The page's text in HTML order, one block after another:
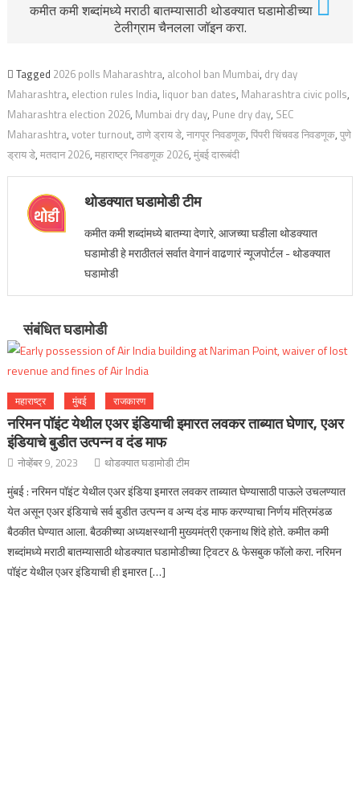
कमीत कमी शब्दांमध्ये मराठी बातम्यासाठी थोडक्यात घडामोडीच्या
टेलीग्राम चैनलला जॉइन करा.
Tagged 2026 polls Maharashtra, alcohol ban Mumbai, dry day
Maharashtra, election rules India, liquor ban dates, Maharashtra civic polls,
Maharashtra election 2026, Mumbai dry day, Pune dry day, SEC
Maharashtra, voter turnout, ठाणे ड्राय डे, नागपूर निवडणूक, पिंपरी चिंचवड निवडणूक, पुणे
ड्राय डे, मतदान 2026, महाराष्ट्र निवडणूक 2026, मुंबई दारूबंदी
थोडक्यात घडामोडी टीम
कमीत कमी शब्दांमध्ये बातम्या देणारे, आजच्या घडीला थोडक्यात
घडामोडी हे मराठीतलं सर्वात वेगानं वाढणारं न्यूजपोर्टल - थोडक्यात
घडामोडी
संबंधित घडामोडी
महाराष्ट्र मुंबई राजकारण
नरिमन पॉइंट येथील एअर इंडियाची इमारत लवकर ताब्यात घेणार, एअर
इंडियाचे बुडीत उत्पन्न व दंड माफ
नोव्हेंबर 9, 2023 थोडक्यात घडामोडी टीम
मुंबई : नरिमन पॉइंट येथील एअर इंडिया इमारत लवकर ताब्यात घेण्यासाठी पाऊले उचलण्यात
येत असून एअर इंडियाचे सर्व बुडीत उत्पन्न व अन्य दंड माफ करण्याचा निर्णय मंत्रिमंडळ
बैठकीत घेण्यात आला. बैठकीच्या अध्यक्षस्थानी मुख्यमंत्री एकनाथ शिंदे होते. कमीत कमी
शब्दांमध्ये मराठी बातम्यासाठी थोडक्यात घडामोडीच्या ट्विटर & फेसबुक फॉलो करा. नरिमन
पॉइंट येथील एअर इंडियाची ही इमारत […]